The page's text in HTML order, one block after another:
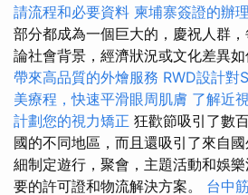
請流程和必要資料 柬埔寨簽證的辦
部分都成為一個巨大的，慶祝人群
論社會背景，經濟狀況或文化差異如
帶來高品質的外燴服務 RWD設計對
美療程，快速平滑眼周肌膚 了解近
計劃您的視力矯正 狂歡節吸引了數
國的不同地區，而且還吸引了來自
細制定遊行，聚會，主題活動和娛
要的許可證和物流解決方案。 台中